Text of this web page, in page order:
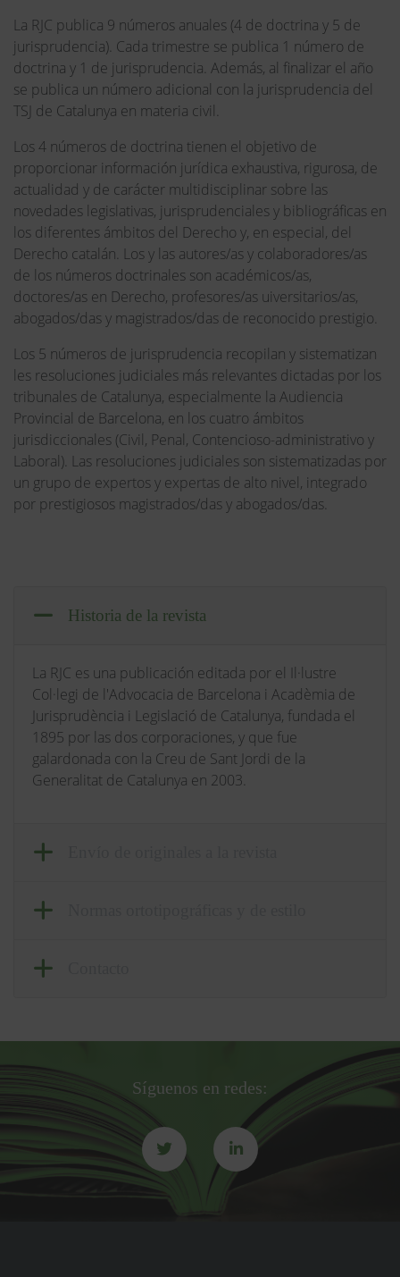
La RJC publica 9 números anuales (4 de doctrina y 5 de
jurisprudencia). Cada trimestre se publica 1 número de
doctrina y 1 de jurisprudencia. Además, al finalizar el año
se publica un número adicional con la jurisprudencia del
TSJ de Catalunya en materia civil.
Los 4 números de doctrina tienen el objetivo de
proporcionar información jurídica exhaustiva, rigurosa, de
actualidad y de carácter multidisciplinar sobre las
novedades legislativas, jurisprudenciales y bibliográficas en
los diferentes ámbitos del Derecho y, en especial, del
Derecho catalán. Los y las autores/as y colaboradores/as
de los números doctrinales son académicos/as,
doctores/as en Derecho, profesores/as uiversitarios/as,
abogados/das y magistrados/das de reconocido prestigio.
Los 5 números de jurisprudencia recopilan y sistematizan
les resoluciones judiciales más relevantes dictadas por los
tribunales de Catalunya, especialmente la Audiencia
Provincial de Barcelona, en los cuatro ámbitos
jurisdiccionales (Civil, Penal, Contencioso-administrativo y
Laboral). Las resoluciones judiciales son sistematizadas por
un grupo de expertos y expertas de alto nivel, integrado
por prestigiosos magistrados/das y abogados/das.
Historia de la revista
La RJC es una publicación editada por el Il·lustre
Col·legi de l'Advocacia de Barcelona i Acadèmia de
Jurisprudència i Legislació de Catalunya, fundada el
1895 por las dos corporaciones, y que fue
galardonada con la Creu de Sant Jordi de la
Generalitat de Catalunya en 2003.
Síguenos en redes: